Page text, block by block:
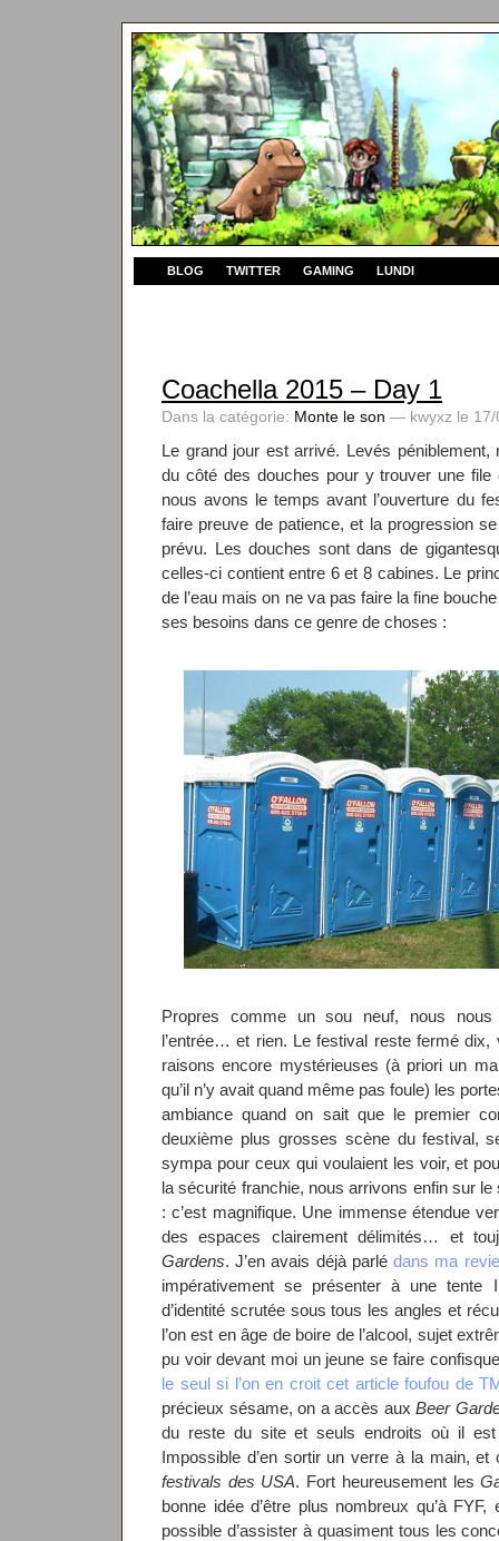
BLOG TWITTER GAMING LUNDI
Coachella 2015 – Day 1
Dans la catégorie: Monte le son — kwyxz le 17/
Le grand jour est arrivé. Levés
du côté des douches pour y trouver une file
nous avons le temps avant l’ouverture du
faire preuve de patience, et la progression
prévu. Les douches sont dans de
celles-ci contient entre 6 et 8 cabines. Le
de l’eau mais on ne va pas faire la fine
ses besoins dans ce genre de choses :
Propres comme un sou neuf, nous
l’entrée… et rien. Le festival reste fermé
raisons encore mystérieuses (à priori un
qu’il n’y avait quand même pas foule) les
ambiance quand on sait que le premier
deuxième plus grosses scène du festival,
sympa pour ceux qui voulaient les voir, et
la sécurité franchie, nous arrivons enfin sur le
: c’est magnifique. Une immense étendue
des espaces clairement délimités… et
Gardens. J’en avais déjà parlédans ma
impérativement se présenter à une
d’identité scrutée sous tous les angles et
l’on est en âge de boire de l’alcool, sujet
pu voir devant moi un jeune se faire
le seul si l’on en croit cet article foufou de
précieux sésame, on a accès aux Beer
du reste du site et seuls endroits où il est
Impossible d’en sortir un verre à la main,
festivals des USA. Fort heureusement les
bonne idée d’être plus nombreux qu’à
possible d’assister à quasiment tous les